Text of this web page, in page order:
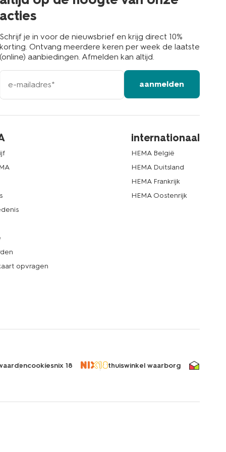
acties
Schrijf je in voor de nieuwsbrief en krijg direct 10%
korting. Ontvang meerdere keren per week de laatste
(online) aanbiedingen. Afmelden kan altijd.
e-
mailadres
aanmelden
opvragen
internationaal
HEMA België
HEMA Duitsland
HEMA Frankrijk
HEMA Oostenrijk
cookiesnix 18 thuiswinkel waarborg